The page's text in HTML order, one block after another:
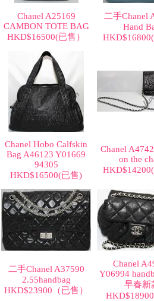
Chanel A25169
CAMBON TOTE BAG
HKD$16500(已售）
二手Chanel
Hand
Chanel Hobo Calfskin
Bag A46123 Y01669
94305
HKD$16500(已售)
Chanel
on the
二手Chanel A37590
2.55handbag
HKD$23900（已售）
Chanel
Y06994
早春新